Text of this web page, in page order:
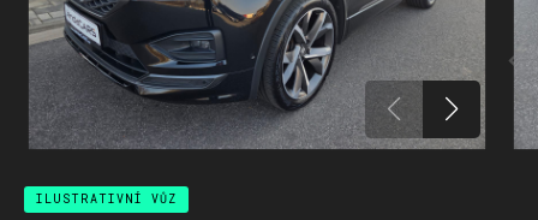
ILUSTRATIVNÍ VŮZ